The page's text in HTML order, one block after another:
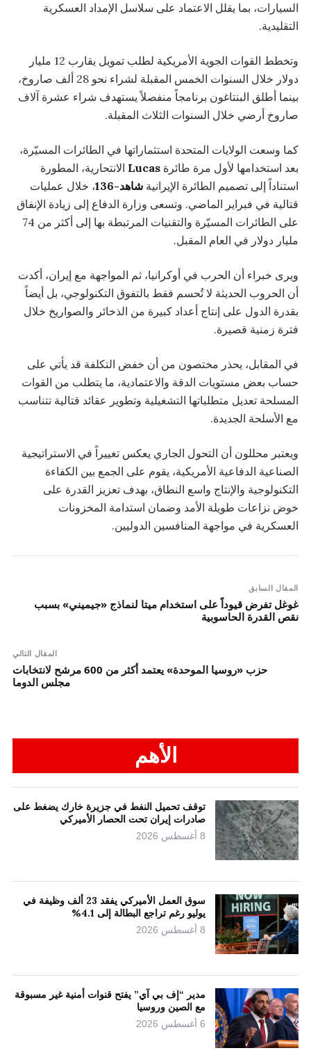
السيارات، بما يقلل الاعتماد على سلاسل الإمداد العسكرية
التقليدية.
وتخطط القوات الجوية الأمريكية لطلب تمويل يقارب 12 مليار
دولار خلال السنوات الخمس المقبلة لشراء نحو 28 ألف صاروخ،
بينما أطلق البنتاغون برنامجاً منفصلاً يستهدف شراء عشرة آلاف
صاروخ أرضي خلال السنوات الثلاث المقبلة.
كما وسعت الولايات المتحدة استثماراتها في الطائرات المسيّرة،
بعد استخدامها لأول مرة طائرة Lucas الانتحارية، المطورة
استناداً إلى تصميم الطائرة الإيرانية شاهد-136
، خلال عمليات
قتالية في فبراير الماضي. وتسعى وزارة الدفاع إلى زيادة الإنفاق
على الطائرات المسيّرة والتقنيات المرتبطة بها إلى أكثر من 74
مليار دولار في العام المقبل.
ويرى خبراء أن الحرب في أوكرانيا، ثم المواجهة مع إيران، أكدت
أن الحروب الحديثة لا تُحسم فقط بالتفوق التكنولوجي، بل أيضاً
بقدرة الدول على إنتاج أعداد كبيرة من الذخائر والصواريخ خلال
فترة زمنية قصيرة.
في المقابل، يحذر مختصون من أن خفض التكلفة قد يأتي على
حساب بعض مستويات الدقة والاعتمادية، ما يتطلب من القوات
المسلحة تعديل متطلباتها التشغيلية وتطوير عقائد قتالية تتناسب
مع الأسلحة الجديدة.
ويعتبر محللون أن التحول الجاري يعكس تغييراً في الاستراتيجية
الصناعية الدفاعية الأمريكية، يقوم على الجمع بين الكفاءة
التكنولوجية والإنتاج واسع النطاق، بهدف تعزيز القدرة على
خوض نزاعات طويلة الأمد وضمان استدامة المخزونات
العسكرية في مواجهة المنافسين الدوليين.
المقال السابق
غوغل تفرض قيوداً على استخدام ميتا لنماذج «جيميني» بسبب
نقص القدرة الحاسوبية
المقال التالي
حزب «روسيا الموحدة» يعتمد أكثر من 600 مرشح لانتخابات
مجلس الدوما
الأهم
توقف تحميل النفط في جزيرة خارك يضغط على
صادرات إيران تحت الحصار الأميركي
8 أغسطس 2026
سوق العمل الأميركي يفقد 23 ألف وظيفة في
يوليو رغم تراجع البطالة إلى 4.1%
8 أغسطس 2026
مدير “إف بي آي” يفتح قنوات أمنية غير مسبوقة
مع الصين وروسيا
6 أغسطس 2026